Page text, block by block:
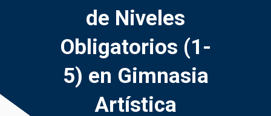
de Niveles
Obligatorios (1-
5) en Gimnasia
Artística